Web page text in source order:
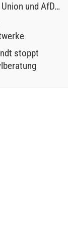
und AfD…
stoppt